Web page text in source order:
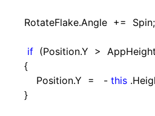
RotateFlake.Angle += Spin;
if (Position.Y >
{
Position.Y = - this
}